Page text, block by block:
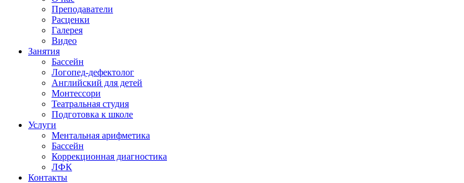
Преподаватели
Расценки
Галерея
Видео
Занятия
Бассейн
Логопед-дефектолог
Английский для детей
Монтессори
Театральная студия
Подготовка к школе
Услуги
Ментальная арифметика
Бассейн
Коррекционная диагностика
ЛФК
Контакты